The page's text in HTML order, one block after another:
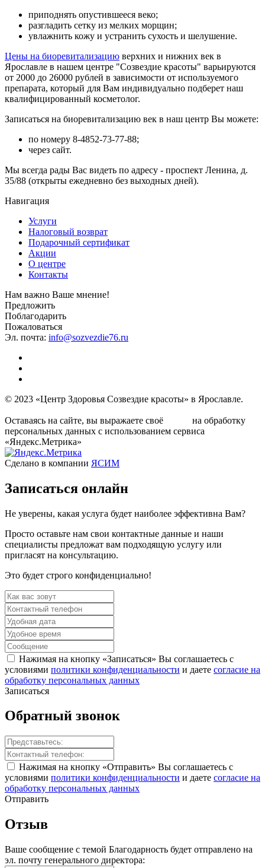
приподнять опустившееся веко;
разгладить сетку из мелких морщин;
увлажнить кожу и устранить сухость и шелушение.
Цены на биоревитализацию верхних и нижних век в
Ярославле в нашем центре "Созвездие красоты" варьируются
от 2000 до 26000 рублей в зависимости от используемого
препарата, который для Вам индивидуально подберет наш
квалифицированный косметолог.
Записаться на биоревитализацию век в наш центр Вы можете:
по номеру 8-4852-73-77-88;
через сайт.
Мы всегда рады Вас видеть по адресу - проспект Ленина, д.
35/88 (открыты ежедневно без выходных дней).
Навигация
Услуги
Налоговый возврат
Подарочный сертификат
Акции
О центре
Контакты
Нам важно Ваше мнение!
Предложить
Поблагодарить
Пожаловаться
Эл. почта: info@sozvezdie76.ru
© 2023 «Центр Здоровья Созвездие красоты» в Ярославле.
Оставаясь на сайте, вы выражаете своё
на обработку
персональных данных с использованием сервиса
«Яндекс.Метрика»
Сделано в компании ЯСИМ
Записаться онлайн
Не уверены, какая услуга будет наиболее эффективна Вам?
Просто оставьте нам свои контактные данные и наши
специалисты предложат вам подходящую услугу или
пригласят на консультацию.
Это будет строго конфиденциально!
Нажимая на кнопку «Записаться» Вы соглашаетесь с
условиями политики конфиденциальности и даете согласие на
обработку персональных данных
Записаться
Обратный звонок
Нажимая на кнопку «Отправить» Вы соглашаетесь с
условиями политики конфиденциальности и даете согласие на
обработку персональных данных
Отправить
Отзыв
Ваше сообщение с темой Благодарность будет отправлено на
эл. почту генерального директора: